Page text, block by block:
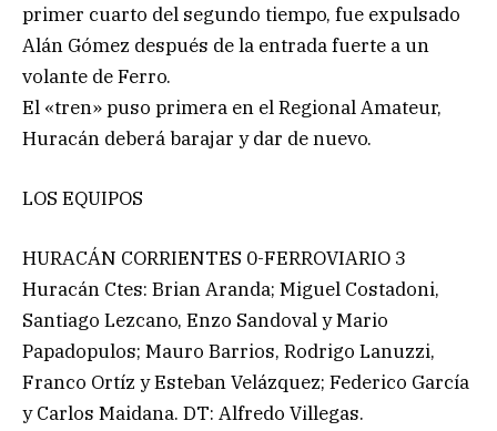
primer cuarto del segundo tiempo, fue expulsado
Alán Gómez después de la entrada fuerte a un
volante de Ferro.
El «tren» puso primera en el Regional Amateur,
Huracán deberá barajar y dar de nuevo.
LOS EQUIPOS
HURACÁN CORRIENTES 0-FERROVIARIO 3
Huracán Ctes: Brian Aranda; Miguel Costadoni,
Santiago Lezcano, Enzo Sandoval y Mario
Papadopulos; Mauro Barrios, Rodrigo Lanuzzi,
Franco Ortíz y Esteban Velázquez; Federico García
y Carlos Maidana. DT: Alfredo Villegas.